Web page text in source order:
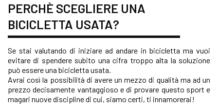
PERCHÈ SCEGLIERE UNA
BICICLETTA USATA?
Se stai valutando di iniziare ad andare in bicicletta ma vuoi
evitare di spendere subito una cifra troppo alta la soluzione
può essere una bicicletta usata.
Avrai così la possibilità di avere un mezzo di qualità ma ad un
prezzo decisamente vantaggioso e di provare questo sport e
magari nuove discipline di cui, siamo certi, ti innamorerai!